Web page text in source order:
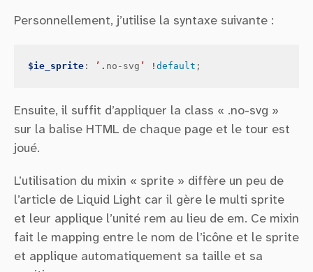
Personnellement, j’utilise la syntaxe suivante :
$ie_sprite : ’ . no-svg ’ ! default ;
Ensuite, il suffit d’appliquer la class « .no-svg »
sur la balise HTML de chaque page et le tour est
joué.
L’utilisation du mixin « sprite » diffère un peu de
l’article de Liquid Light car il gère le multi sprite
et leur applique l’unité rem au lieu de em. Ce mixin
fait le mapping entre le nom de l’icône et le sprite
et applique automatiquement sa taille et sa